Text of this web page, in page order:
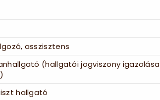
asszisztens
(hallgatói jogviszony igazolása
hallgató